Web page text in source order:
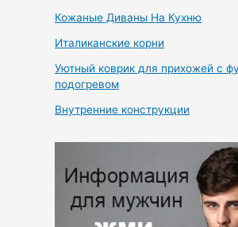
Кожаные Диваны На Кухню
Италиканские корни
Уютный коврик для прихожей с
подогревом
Внутренние конструкции